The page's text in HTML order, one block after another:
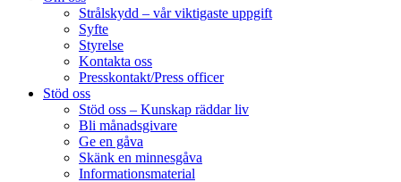
Strålskydd – vår viktigaste uppgift
Syfte
Styrelse
Kontakta oss
Presskontakt/Press officer
Stöd oss
Stöd oss – Kunskap räddar liv
Bli månadsgivare
Ge en gåva
Skänk en minnesgåva
Informationsmaterial